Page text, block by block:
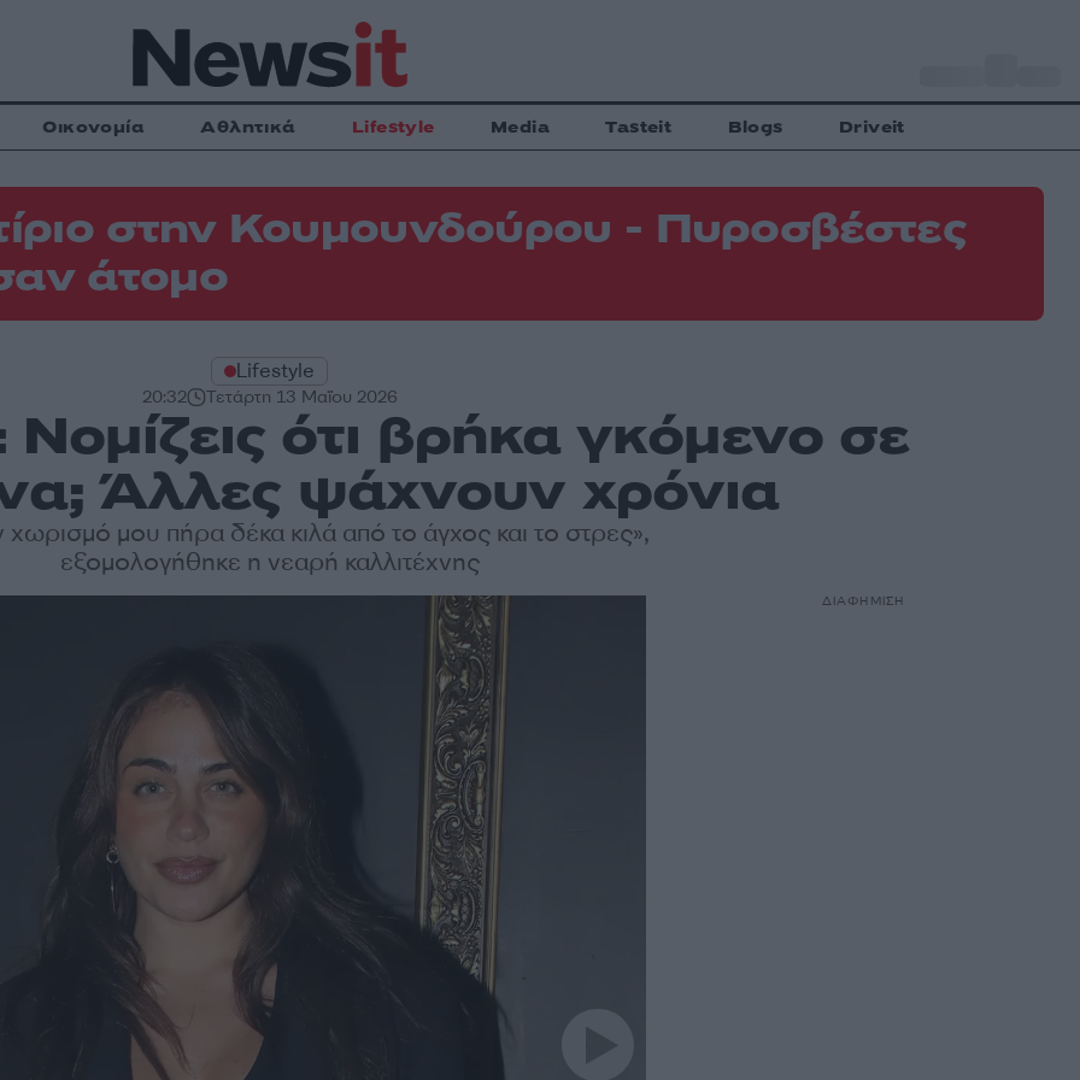
Οικονομία Αθλητικά Lifestyle Media Tasteit Blogs Driveit
στην Κουμουνδούρου - Πυροσβέστες
άτομο
Lifestyle
20:32 Τετάρτη 13 Μαΐου 2026
ότι βρήκα γκόμενο σε
Άλλες ψάχνουν χρόνια
χωρισμό μου πήρα δέκα κιλά από το άγχος και το στρες»,
εξομολογήθηκε η νεαρή καλλιτέχνης
ΔΙΑΦΗΜΙΣΗ